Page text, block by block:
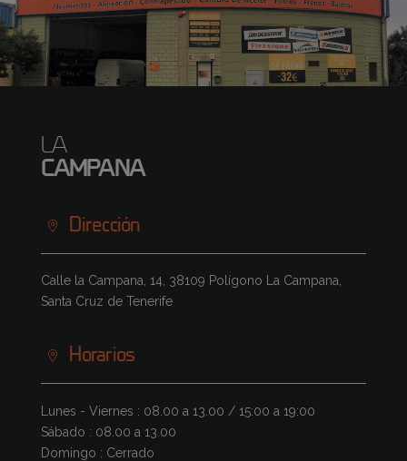
LA
CAMPANA
Dirección
Calle la Campana, 14, 38109 Polígono La Campana,
Santa Cruz de Tenerife
Horarios
Lunes - Viernes : 08.00 a 13.00 / 15:00 a 19:00
Sábado : 08.00 a 13.00
Domingo : Cerrado